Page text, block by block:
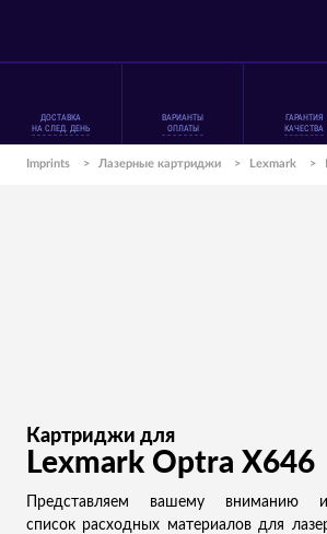
ДОСТАВКА
НА СЛЕД. ДЕНЬ
ВАРИАНТЫ
ОПЛАТЫ
ГАРАНТИЯ
КАЧЕСТВА
Imprints > Лазерные картриджи > Lexmark >
Картриджи для
Lexmark Optra X646
Представляем вашему вниманию
список расходных материалов для